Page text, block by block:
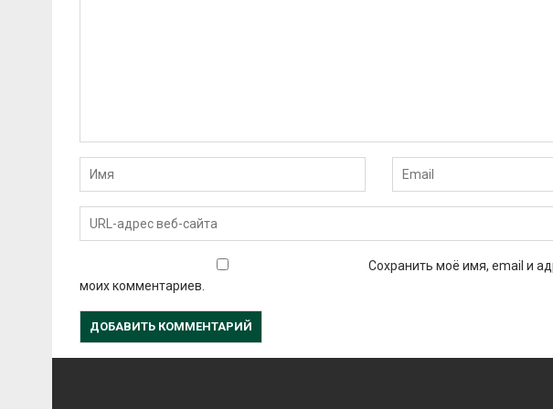
Сохранить моё имя, email и
моих комментариев.